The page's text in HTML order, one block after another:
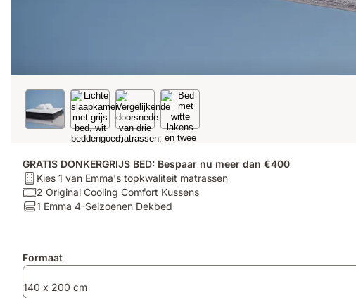
GRATIS DONKERGRIJS BED: Bespaar nu meer dan €400
Matras:
Kies
1
matrassen
Kies 1 van Emma's topkwaliteit matrassen
Kussen:
2
Kussens
2 Original Cooling Comfort Kussens
Dekbedden:
Seizoenen
1 Emma 4-Seizoenen Dekbed
Extra
producten
Formaat
140 x 200 cm